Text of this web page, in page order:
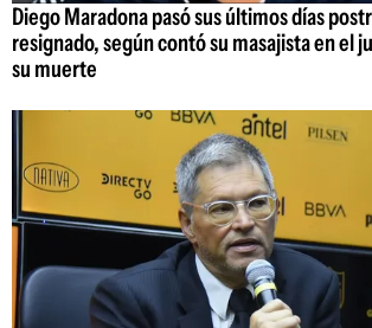
Diego Maradona pasó sus últimos días
resignado, según contó su masajista en el
su muerte